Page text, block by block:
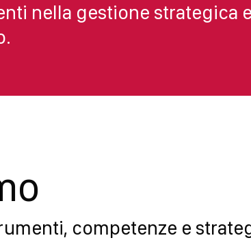
nella gestione strategica
competenze e